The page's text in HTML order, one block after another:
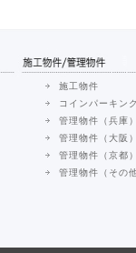
施工物件
コインパーキン
管理物件（兵庫
管理物件（大阪
管理物件（京都
管理物件（その